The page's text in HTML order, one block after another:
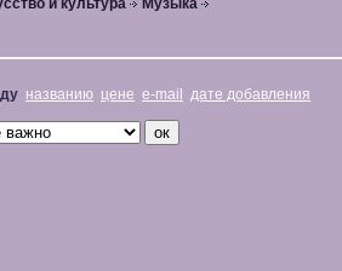
и культура Музыка
названию цене e-mail дате добавления